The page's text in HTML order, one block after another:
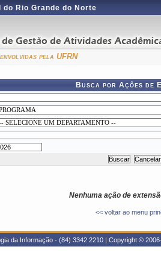
Rio Grande do Norte
pela UFRN
Busca por Ações de
Nenhuma ação de
<< voltar ao menu
da Informação - (84) 3342 2210 | Copyright ©